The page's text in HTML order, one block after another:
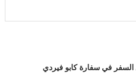
السفر في سفارة كابو فيردي